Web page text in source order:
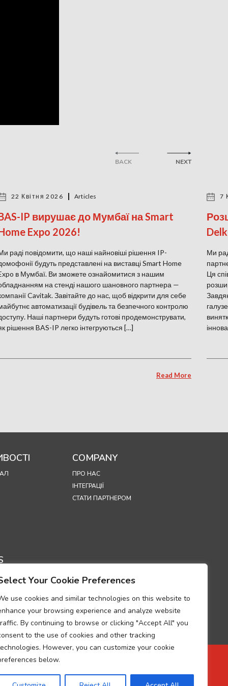
Your Cookie Preferences
use cookies and similar technologies on this website to
your browsing experience and analyze website
By continuing to browse or clicking "Accept All" you
to the use of cookies and other tracking
However, you can customize your cookie
below.
BACK
22 Квітня 2026 Articles
IP вирушає до Мумбаї на Smart
Expo 2026!
раді повідомити, що наші найновіші рішення IP-
будуть представлені на виставці Smart Home
в Мумбаї. Ви зможете ознайомитися з нашим
на стенді нашого шановного партнера —
Cavitak. Завітайте до нас, щоб відкрити для себе
автоматизації будівель та безпечного контролю
Наші партнери будуть готові продемонструвати,
рішення BAS-IP легко інтегруються […]
Read More
7
Ми
Ця
NEXT
COMPANY
ПРО НАС
ІНТЕГРАЦІЇ
СТАТИ ПАРТНЕРОМ
ПРО
ВИМОГАМ
ДАНИХ
ОБРОБКИ